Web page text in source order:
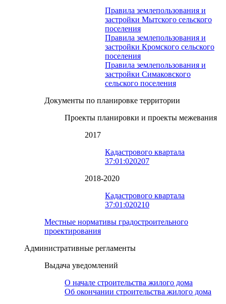
Правила землепользования и
застройки Мытского сельского
поселения
Правила землепользования и
застройки Кромского сельского
поселения
Правила землепользования и
застройки Симаковского
сельского поселения
Документы по планировке территории
Проекты планировки и проекты межевания
2017
Кадастрового квартала
37:01:020207
2018-2020
Кадастрового квартала
37:01:020210
Местные нормативы градостроительного
проектирования
Административные регламенты
Выдача уведомлений
О начале строительства жилого дома
Об окончании строительства жилого дома